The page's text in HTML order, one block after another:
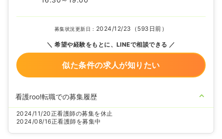
募集状況更新日： 2024/12/23（593日前）
希望や経験をもとに、LINEで相談できる
似た条件の求人が知りたい
看護roo!転職での募集履歴
2024/11/20正看護師の募集を休止
2024/08/16正看護師を募集中